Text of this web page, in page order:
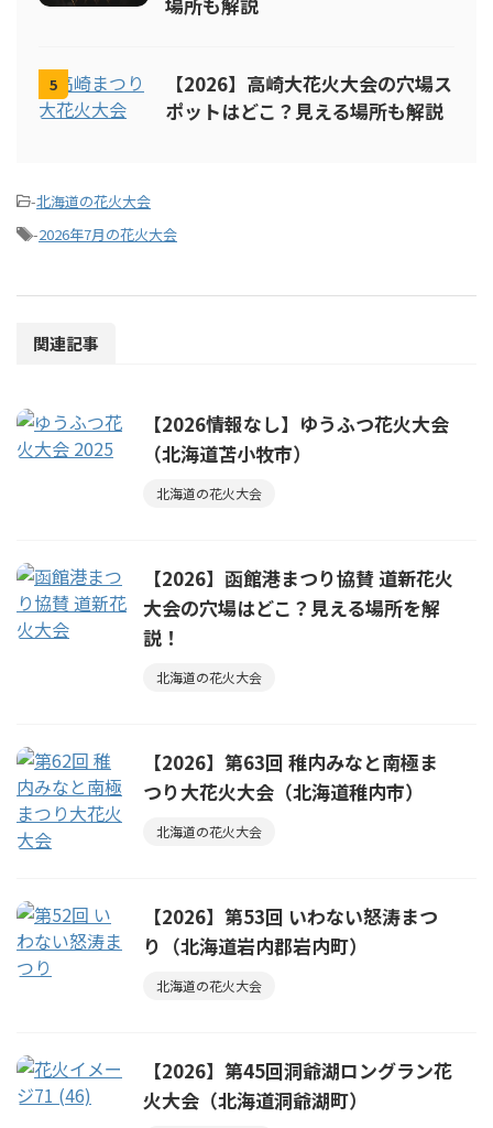
5
【2026】高崎大花火大会の穴場ス
ポットはどこ？見える場所も解説
-北海道の花火大会
-2026年7月の花火大会
関連記事
【2026情報なし】ゆうふつ花火大会
（北海道苫小牧市）
北海道の花火大会
【2026】函館港まつり協賛 道新花火
大会の穴場はどこ？見える場所を解
説！
北海道の花火大会
【2026】第63回 稚内みなと南極ま
つり大花火大会（北海道稚内市）
北海道の花火大会
【2026】第53回 いわない怒涛まつ
り（北海道岩内郡岩内町）
北海道の花火大会
【2026】第45回洞爺湖ロングラン花
火大会（北海道洞爺湖町）